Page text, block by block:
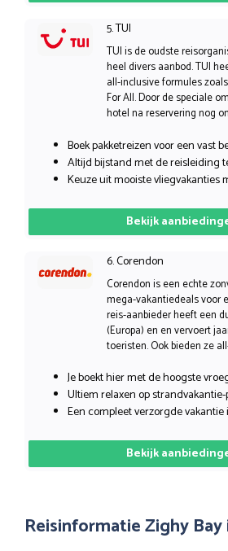
5. TUI
TUI is de oudste
heel divers aanbod. TUI
all-inclusive formules
For All. Door de speciale
hotel na reservering nog
Boek pakketreizen voor een vast
Altijd bijstand met de reisleiding
Keuze uit mooiste vliegvakanties
Bekijk
6. Corendon
Corendon is een echte
mega-vakantiedeals voor
reis-aanbieder heeft een
(Europa) en en vervoert
toeristen. Ook bieden ze
Je boekt hier met de hoogste
Ultiem relaxen op
Een compleet verzorgde
Bekijk
Reisinformatie Zighy Bay